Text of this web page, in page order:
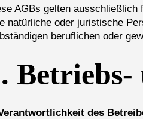
AGBs gelten ausschließlich
natürliche oder juristische
beruflichen oder
des